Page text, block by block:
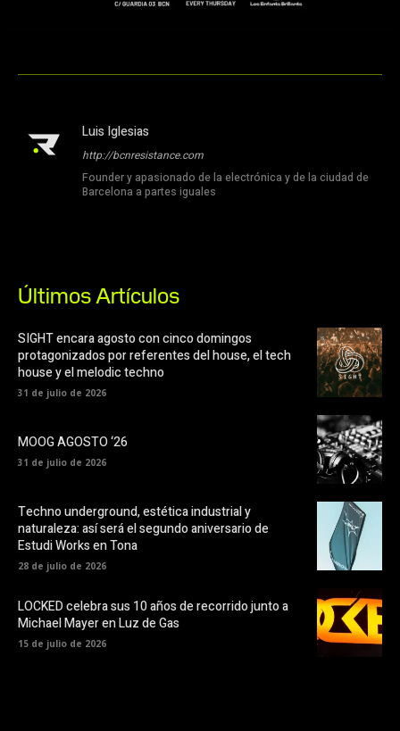
Luis Iglesias
http://bcnresistance.com
Founder y apasionado de la electrónica y de la ciudad de
Barcelona a partes iguales
Últimos Artículos
SIGHT encara agosto con cinco domingos
protagonizados por referentes del house, el tech
house y el melodic techno
31 de julio de 2026
MOOG AGOSTO ‘26
31 de julio de 2026
Techno underground, estética industrial y
naturaleza: así será el segundo aniversario de
Estudi Works en Tona
28 de julio de 2026
LOCKED celebra sus 10 años de recorrido junto a
Michael Mayer en Luz de Gas
15 de julio de 2026